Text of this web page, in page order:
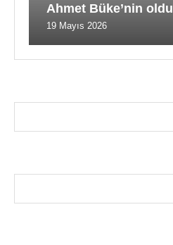
Ahmet Büke’nin oldu
19 Mayıs 2026